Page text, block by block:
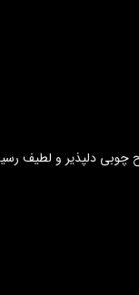
چوبی دلپذیر و لطیف